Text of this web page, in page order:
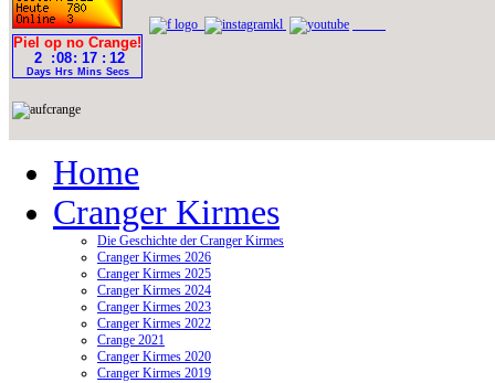
Home
Cranger Kirmes
Die Geschichte der Cranger Kirmes
Cranger Kirmes 2026
Cranger Kirmes 2025
Cranger Kirmes 2024
Cranger Kirmes 2023
Cranger Kirmes 2022
Crange 2021
Cranger Kirmes 2020
Cranger Kirmes 2019